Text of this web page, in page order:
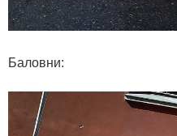
Баловни: